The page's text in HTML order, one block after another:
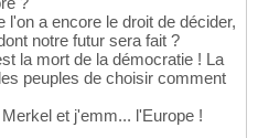
a encore le droit de décider,
notre futur sera fait ?
la mort de la démocratie ! La
peuples de choisir comment
et j'emm... l'Europe !